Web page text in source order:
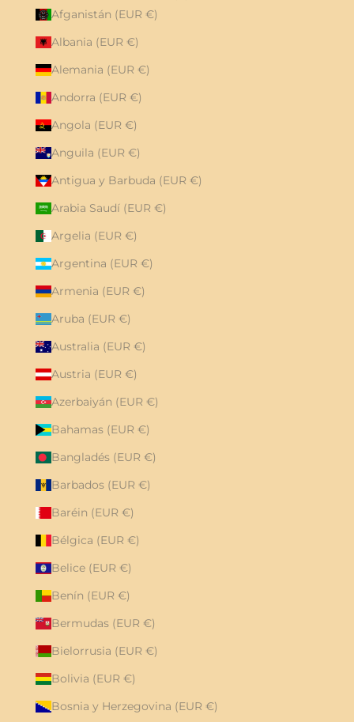
Afganistán (EUR €)
Albania (EUR €)
Alemania (EUR €)
Andorra (EUR €)
Angola (EUR €)
Anguila (EUR €)
Antigua y Barbuda (EUR €)
Arabia Saudí (EUR €)
Argelia (EUR €)
Argentina (EUR €)
Armenia (EUR €)
Aruba (EUR €)
Australia (EUR €)
Austria (EUR €)
Azerbaiyán (EUR €)
Bahamas (EUR €)
Bangladés (EUR €)
Barbados (EUR €)
Baréin (EUR €)
Bélgica (EUR €)
Belice (EUR €)
Benín (EUR €)
Bermudas (EUR €)
Bielorrusia (EUR €)
Bolivia (EUR €)
Bosnia y Herzegovina (EUR €)